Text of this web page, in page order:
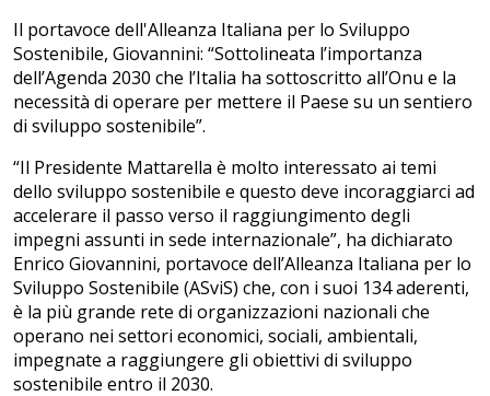
Il portavoce dell'Alleanza Italiana per lo Sviluppo
Sostenibile, Giovannini: “Sottolineata l’importanza
dell’Agenda 2030 che l’Italia ha sottoscritto all’Onu e la
necessità di operare per mettere il Paese su un sentiero
di sviluppo sostenibile”.
“Il Presidente Mattarella è molto interessato ai temi
dello sviluppo sostenibile e questo deve incoraggiarci ad
accelerare il passo verso il raggiungimento degli
impegni assunti in sede internazionale”, ha dichiarato
Enrico Giovannini, portavoce dell’Alleanza Italiana per lo
Sviluppo Sostenibile (ASviS) che, con i suoi 134 aderenti,
è la più grande rete di organizzazioni nazionali che
operano nei settori economici, sociali, ambientali,
impegnate a raggiungere gli obiettivi di sviluppo
sostenibile entro il 2030.